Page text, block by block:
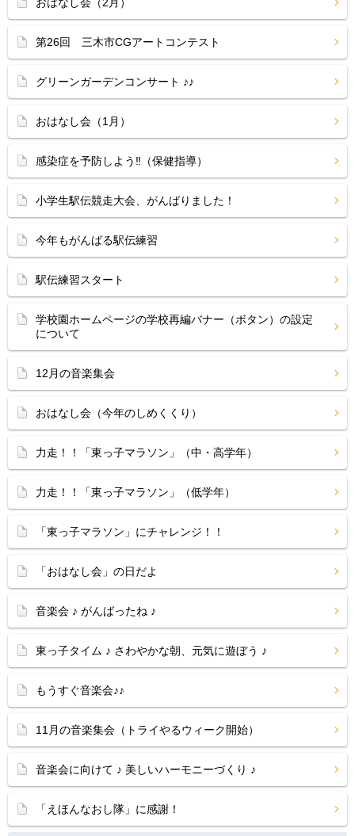
第26回 三木市CGアートコンテスト
グリーンガーデンコンサート ♪♪
おはなし会（1月）
感染症を予防しよう‼（保健指導）
小学生駅伝競走大会、がんばりました！
今年もがんばる駅伝練習
駅伝練習スタート
学校園ホームページの学校再編バナー（ボタン）の設定
について
12月の音楽集会
おはなし会（今年のしめくくり）
力走！！「東っ子マラソン」（中・高学年）
力走！！「東っ子マラソン」（低学年）
「東っ子マラソン」にチャレンジ！！
「おはなし会」の日だよ
音楽会 ♪ がんばったね ♪
東っ子タイム ♪ さわやかな朝、元気に遊ぼう ♪
もうすぐ音楽会♪♪
11月の音楽集会（トライやるウィーク開始）
音楽会に向けて ♪ 美しいハーモニーづくり ♪
「えほんなおし隊」に感謝！